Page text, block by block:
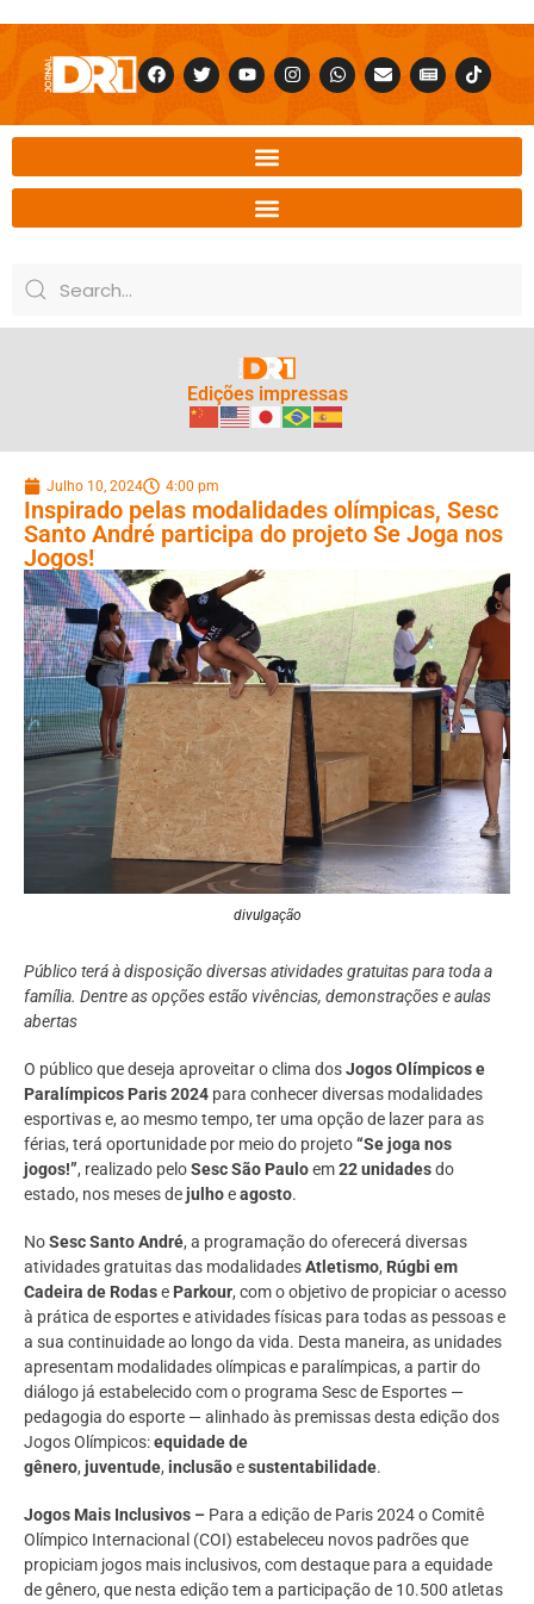
Edições impressas
Julho 10, 2024 4:00 pm
Inspirado pelas modalidades olímpicas, Sesc
Santo André participa do projeto Se Joga nos
Jogos!
divulgação
Público terá à disposição diversas atividades gratuitas para toda a
família. Dentre as opções estão vivências, demonstrações e aulas
abertas
O público que deseja aproveitar o clima dosJogos Olímpicos e
Paralímpicos Paris 2024 para conhecer diversas modalidades
esportivas e, ao mesmo tempo, ter uma opção de lazer para as
férias, terá oportunidade por meio do projeto“Se joga nos
jogos!”, realizado peloSesc São Pauloem22 unidadesdo
estado, nos meses dejulhoeagosto.
NoSesc Santo André, a programação do oferecerá diversas
atividades gratuitas das modalidadesAtletismo, Rúgbi em
Cadeira de Rodase Parkour, com o objetivo de propiciar o acesso
à prática de esportes e atividades físicas para todas as pessoas e
a sua continuidade ao longo da vida. Desta maneira, as unidades
apresentam modalidades olímpicas e paralímpicas, a partir do
diálogo já estabelecido com o programa Sesc de Esportes —
pedagogia do esporte — alinhado às premissas desta edição dos
Jogos Olímpicos:equidade de
gênero, juventude, inclusãoesustentabilidade.
Jogos Mais Inclusivos – Para a edição de Paris 2024 o Comitê
Olímpico Internacional (COI) estabeleceu novos padrões que
propiciam jogos mais inclusivos, com destaque para a equidade
de gênero, que nesta edição tem a participação de 10.500 atletas